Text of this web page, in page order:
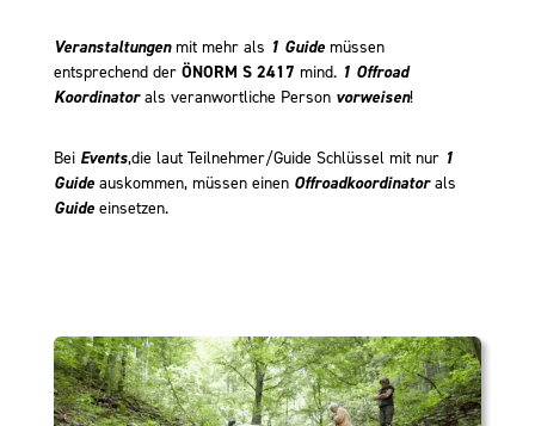
Veranstaltungenmit mehr als 1 Guidemüssen
entsprechend der ÖNORM S 2417 mind. 1 Offroad
Koordinatorals veranwortliche Person vorweisen!
Bei Events,die laut Teilnehmer/Guide Schlüssel mit nur 1
Guideauskommen, müssen einen Offroadkoordinatorals
Guide einsetzen.